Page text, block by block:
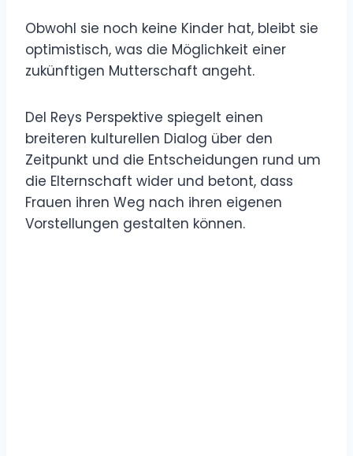
Obwohl sie noch keine Kinder hat, bleibt sie
optimistisch, was die Möglichkeit einer
zukünftigen Mutterschaft angeht.
Del Reys Perspektive spiegelt einen
breiteren kulturellen Dialog über den
Zeitpunkt und die Entscheidungen rund um
die Elternschaft wider und betont, dass
Frauen ihren Weg nach ihren eigenen
Vorstellungen gestalten können.